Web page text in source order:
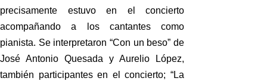
precisamente estuvo en el concierto
acompañando a los cantantes como
pianista. Se interpretaron “Con un beso” de
José Antonio Quesada y Aurelio López,
también participantes en el concierto; “La